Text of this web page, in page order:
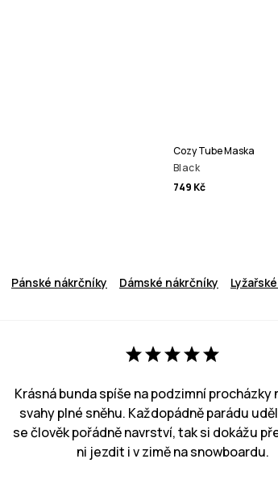
Cozy Tube Maska
Black
749 Kč
Pánské nákrčníky Dámské nákrčníky
Krásná bunda spíše na podzimní procházky
svahy plné sněhu. Každopádně parádu
se člověk pořádně navrství, tak si dokážu
ni jezdit i v zimě na snowboardu.